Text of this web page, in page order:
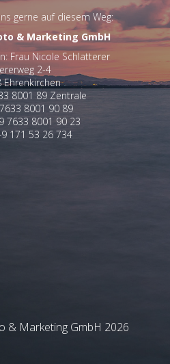
gerne auf diesem Weg:
& Marketing GmbH
Frau Nicole Schlatterer
2-4
Ehrenkirchen
8001 89 Zentrale
8001 90 89
7633 8001 90 23
171 53 26 734
& Marketing GmbH 2026